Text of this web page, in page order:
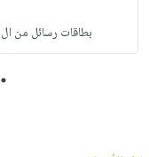
بطاقات رسائل من ال
1